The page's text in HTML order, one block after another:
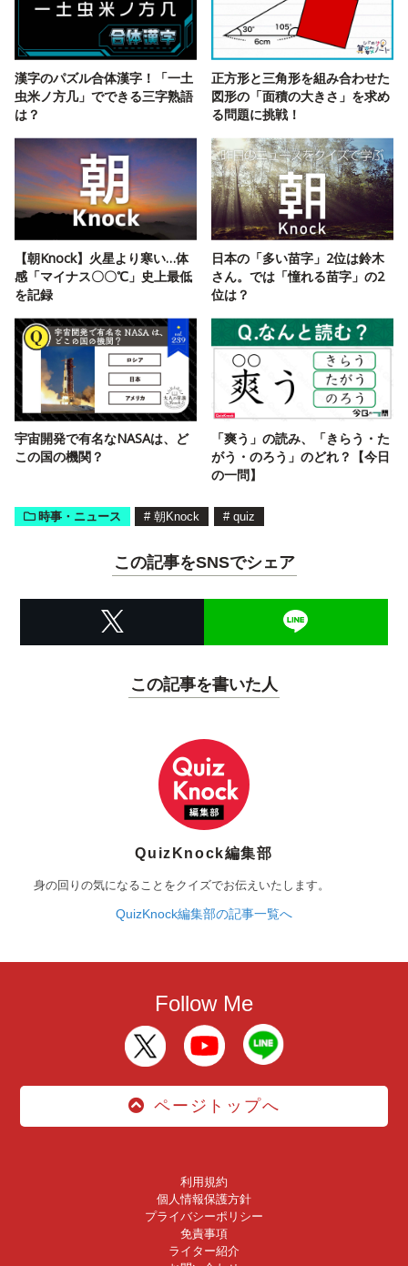
漢字のパズル合体漢字！「一土
虫米ノ方几」でできる三字熟語
は？
正方形と三角形を組み合わせた
図形の「面積の大きさ」を求め
る問題に挑戦！
【朝Knock】火星より寒い…体
感「マイナス〇〇℃」史上最低
を記録
日本の「多い苗字」2位は鈴木
さん。では「憧れる苗字」の2
位は？
宇宙開発で有名なNASAは、ど
この国の機関？
「爽う」の読み、「きらう・た
がう・のろう」のどれ？【今日
の一問】
時事・ニュース # 朝Knock # quiz
この記事をSNSでシェア
この記事を書いた人
QuizKnock編集部
身の回りの気になることをクイズでお伝えいたします。
QuizKnock編集部の記事一覧へ
Follow Me
ページトップへ
利用規約
個人情報保護方針
プライバシーポリシー
免責事項
ライター紹介